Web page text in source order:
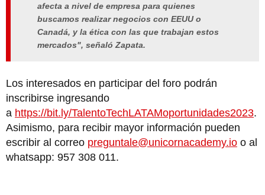
afecta a nivel de empresa para quienes
buscamos realizar negocios con EEUU o
Canadá, y la ética con las que trabajan estos
mercados", señaló Zapata.
Los interesados en participar del foro podrán
inscribirse ingresando
a https://bit.ly/TalentoTechLATAMoportunidades2023.
Asimismo, para recibir mayor información pueden
escribir al correo preguntale@unicornacademy.io o al
whatsapp: 957 308 011.